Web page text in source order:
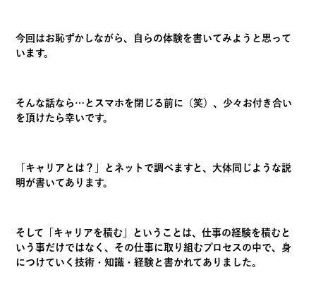
今回はお恥ずかしながら、自らの体験を書いてみようと思って
います。
そんな話なら…とスマホを閉じる前に（笑）、少々お付き合い
を頂けたら幸いです。
「キャリアとは？」とネットで調べますと、大体同じような説
明が書いてあります。
そして「キャリアを積む」ということは、仕事の経験を積むと
いう事だけではなく、その仕事に取り組むプロセスの中で、身
につけていく技術・知識・経験と書かれてありました。